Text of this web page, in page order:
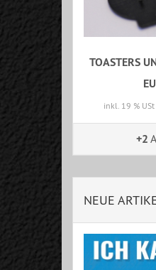
TOASTERS
inkl. 19 %
+2
NEUE